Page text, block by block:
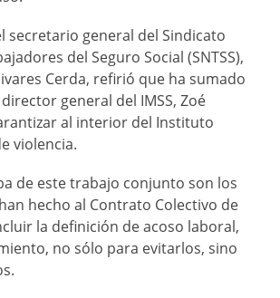
secretario general del Sindicato
del Seguro Social (SNTSS),
Cerda, refirió que ha sumado
general del IMSS, Zoé
al interior del Instituto
violencia.
de este trabajo conjunto son los
hecho al Contrato Colectivo de
la definición de acoso laboral,
no sólo para evitarlos, sino